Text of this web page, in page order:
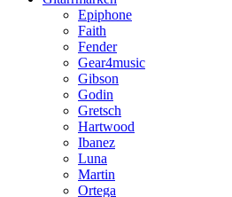
Epiphone
Faith
Fender
Gear4music
Gibson
Godin
Gretsch
Hartwood
Ibanez
Luna
Martin
Ortega